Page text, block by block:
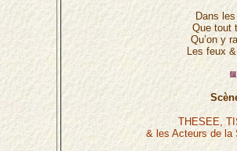
Dans
Que tout
Qu’on y
Les feux
THESEE,
& les Acteurs de la